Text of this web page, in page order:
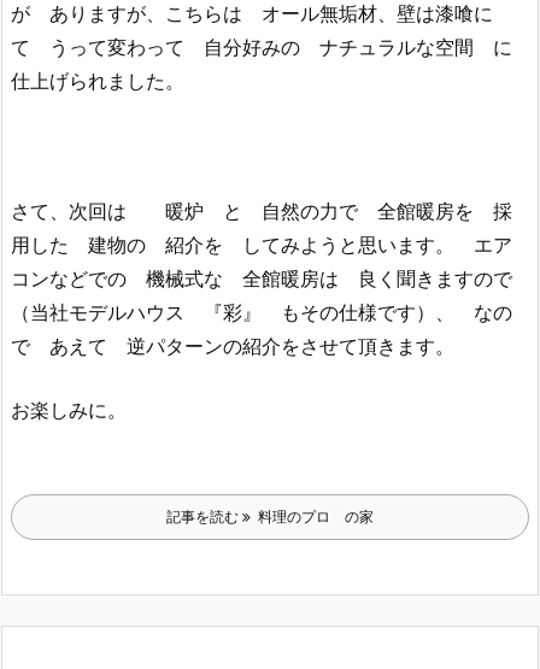
が ありますが、こちらは オール無垢材、壁は漆喰に
て うって変わって 自分好みの ナチュラルな空間 に
仕上げられました。
さて、次回は 暖炉 と 自然の力で 全館暖房を 採
用した 建物の 紹介を してみようと思います。 エア
コンなどでの 機械式な 全館暖房は 良く聞きますので
（当社モデルハウス 『彩』 もその仕様です）、 なの
で あえて 逆パターンの紹介をさせて頂きます。
お楽しみに。
記事を読む 料理のプロ の家